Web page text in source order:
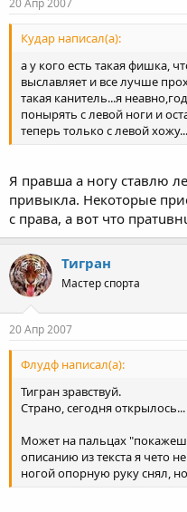
20 Апр 2007
Кудар написал(а):
а у кого есть такая фишка,
выславляет и все лучше
такая канитель...я
понырять с левой ноги и
теперь только с левой
Я правша а ногу ставлю
привыкла. Некоторые
c права, a вoт что
Тигран
Мастер спорта
20 Апр 2007
Флудф написал(а):
Тигран зравствуй.
Страно, сегодня открылось...
Может на пальцах
описанию из текста я чето
ногой опорную руку снял,